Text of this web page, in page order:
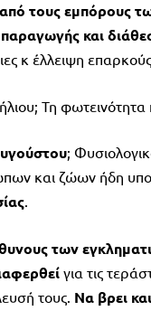
από τους εμπόρους
και
κ έλλειψη
Τη
;
και ζώων ήδη
.
των
για τις
τους. Να βρει